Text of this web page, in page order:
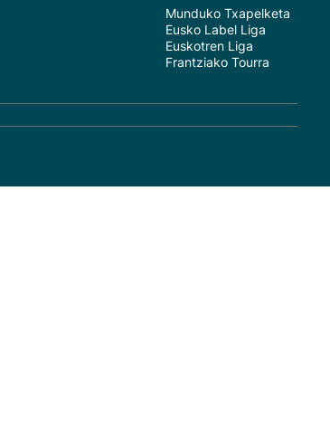
Munduko Txapelketa
Eusko Label Liga
Euskotren Liga
Frantziako Tourra